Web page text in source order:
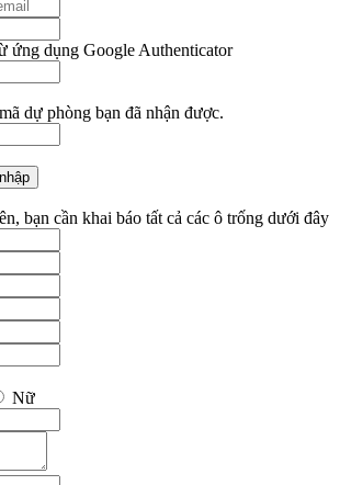
ứng dụng Google Authenticator
dự phòng bạn đã nhận được.
bạn cần khai báo tất cả các ô trống dưới đây
Nữ